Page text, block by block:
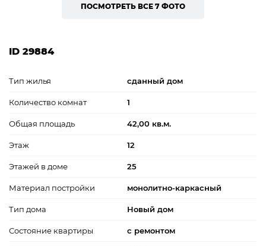
ПОСМОТРЕТЬ ВСЕ 7 ФОТО
ID 29884
Тип жилья сданный дом
Количество комнат 1
Общая площадь 42,00 кв.м.
Этаж 12
Этажей в доме 25
Материал постройки монолитно-каркасный
Тип дома Новый дом
Состояние квартиры с ремонтом